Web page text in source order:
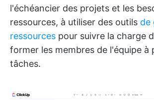
l'échéancier des projets et les
ressources, à utiliser des outils de
ressources pour suivre la charge
former les membres de l'équipe à
tâches.